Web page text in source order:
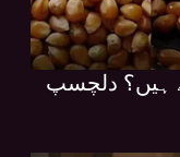
ہیں؟ دلچسپ